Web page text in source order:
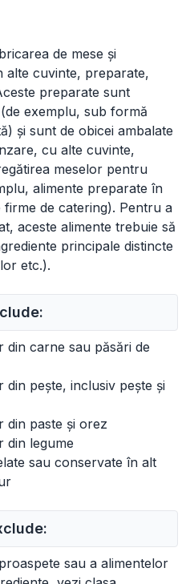
de mese și
alte cuvinte, preparate,
preparate sunt
exemplu, sub formă
și sunt de obicei ambalate
cu alte cuvinte,
meselor pentru
alimente preparate în
de catering). Pentru a
aceste alimente trebuie să
principale distincte
etc.).
carne sau păsări de
pește, inclusiv pește și
din paste și orez
din legume
sau conservate în alt
sau a alimentelor